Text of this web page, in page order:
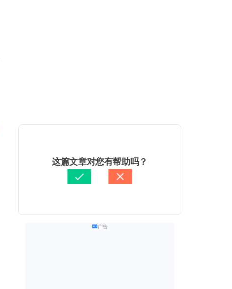
这篇文章对您有帮助吗？
广告